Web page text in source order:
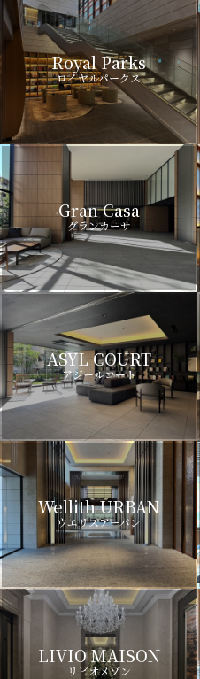
Royal Parks
ロイヤルパークス
Gran Casa
グランカーサ
ASYL COURT
アジールコート
Wellith URBAN
ウエリスアーバン
LIVIO MAISON
リビオメゾン